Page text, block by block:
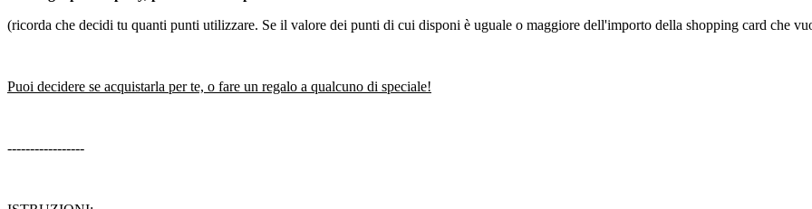
(ricorda che decidi tu quanti punti utilizzare. Se il valore dei punti di cui disponi è uguale o maggiore dell'importo della shopping card che
Puoi decidere se acquistarla per te, o fare un regalo a qualcuno di speciale!
-----------------